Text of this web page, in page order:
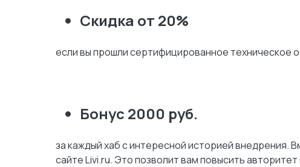
Скидка от 20%
если вы прошли сертифицированное техническое
Бонус 2000 руб.
за каждый хаб с интересной историей внедрения.
сайте Livi.ru. Это позволит вам повысить